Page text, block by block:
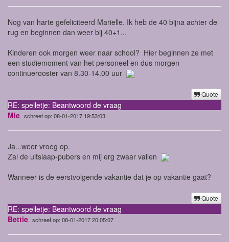
Nog van harte gefeliciteerd Marielle. Ik heb de 40 bijna achter de
rug en beginnen dan weer bij 40+1...
Kinderen ook morgen weer naar school? Hier beginnen ze met
een studiemoment van het personeel en dus morgen
continuerooster van 8.30-14.00 uur
Quote
RE: spelletje: Beantwoord de vraag
Mie schreef op: 08-01-2017 19:53:03
Ja...weer vroeg op.
Zal de uitslaap-pubers en mij erg zwaar vallen
Wanneer is de eerstvolgende vakantie dat je op vakantie gaat?
Quote
RE: spelletje: Beantwoord de vraag
Bettie schreef op: 08-01-2017 20:05:07